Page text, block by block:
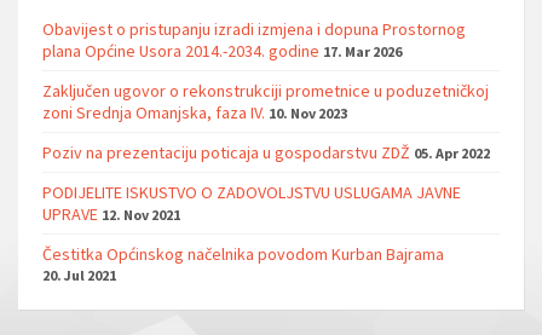
Obavijest o pristupanju izradi izmjena i dopuna Prostornog
plana Općine Usora 2014.-2034. godine 17. Mar 2026
Zaključen ugovor o rekonstrukciji prometnice u poduzetničkoj
zoni Srednja Omanjska, faza IV. 10. Nov 2023
Poziv na prezentaciju poticaja u gospodarstvu ZDŽ 05. Apr 2022
PODIJELITE ISKUSTVO O ZADOVOLJSTVU USLUGAMA JAVNE
UPRAVE 12. Nov 2021
Čestitka Općinskog načelnika povodom Kurban Bajrama
20. Jul 2021